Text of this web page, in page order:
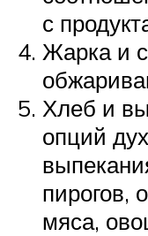
с
Жарка и
Хлеб и
опций
пирогов,
мяса,